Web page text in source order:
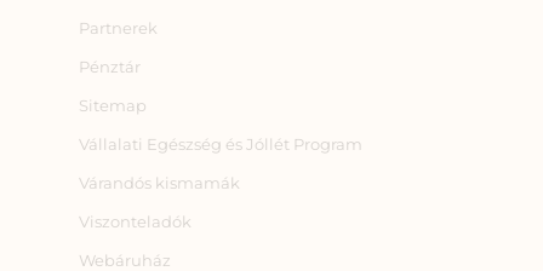
Partnerek
Pénztár
Sitemap
Vállalati Egészség és Jóllét Program
Várandós kismamák
Viszonteladók
Webáruház